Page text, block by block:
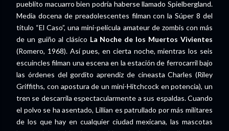
pueblito macuarro bien podría haberse llamado Spielbergland.
Media docena de preadolescentes filman con la Súper 8 del
título “El Caso”, una mini-película amateur de zombis con más
de un guiño al clásico La Noche de los Muertos Vivientes
(Romero, 1968). Así pues, en cierta noche, mientras los seis
escuincles filman una escena en la estación de ferrocarril bajo
las órdenes del gordito aprendiz de cineasta Charles (Riley
Griffiths, con apostura de un mini-Hitchcock en potencia), un
tren se descarrila espectacularmente a sus espaldas. Cuando
el polvo se ha asentado, Lillian es patrullado por más militares
de los que hay en cualquier ciudad mexicana, las mascotas